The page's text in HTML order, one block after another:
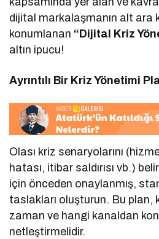
dijital markalaşmanın alt ara
konumlanan “Dijital Kriz
altın ipucu!
Ayrıntılı Bir Kriz Yönetimi
Olası kriz senaryolarını
hatası, itibar saldırısı vb.)
için önceden onaylanmış,
taslakları oluşturun. Bu plan,
zaman ve hangi kanaldan
netleştirmelidir.